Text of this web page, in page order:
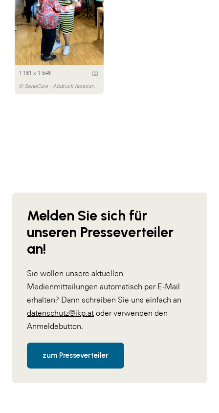
1 181 x 1 546
© SeneCura - Abdruck honorarfrei
Melden Sie sich für
unseren Presseverteiler
an!
Sie wollen unsere aktuellen
Medienmitteilungen automatisch per E-Mail
erhalten? Dann schreiben Sie uns einfach an
datenschutz@ikp.at oder verwenden den
Anmeldebutton.
zum Presseverteiler